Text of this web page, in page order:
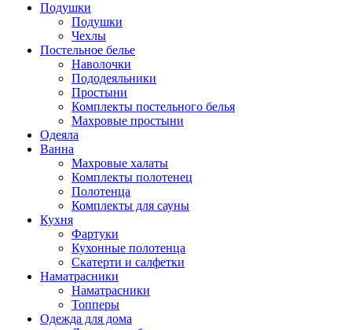
Подушки
Подушки
Чехлы
Постельное белье
Наволочки
Пододеяльники
Простыни
Комплекты постельного белья
Махровые простыни
Одеяла
Ванна
Махровые халаты
Комплекты полотенец
Полотенца
Комплекты для сауны
Кухня
Фартуки
Кухонные полотенца
Скатерти и салфетки
Наматрасники
Наматрасники
Топперы
Одежда для дома